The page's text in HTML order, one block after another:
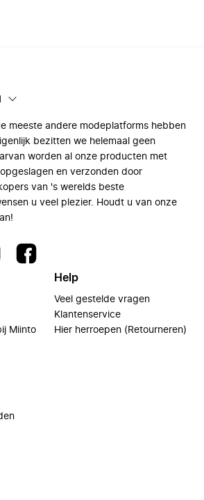
meeste andere modeplatforms hebben
bezitten we helemaal geen
worden al onze producten met
en verzonden door
van 's werelds beste
u veel plezier. Houdt u van onze
Miinto
Help
Veel gestelde vragen
Klantenservice
Hier herroepen (Retourneren)